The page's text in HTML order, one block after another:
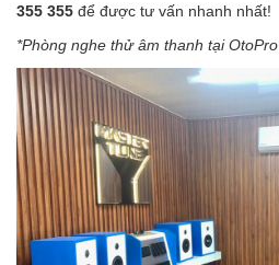
355 355 để được tư vấn nhanh nhất!
*Phòng nghe thử âm thanh tại OtoPro